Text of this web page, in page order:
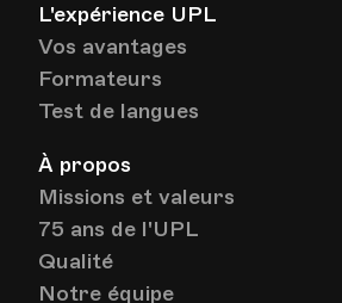
L'expérience UPL
Vos avantages
Formateurs
Test de langues
À propos
Missions et valeurs
75 ans de l'UPL
Qualité
Notre équipe